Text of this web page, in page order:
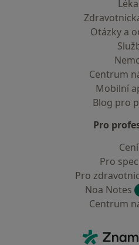
Otázky a
Centrum
Mobilní
Blog pro
Pro
Pro
Pro
Noa Notes
Centrum